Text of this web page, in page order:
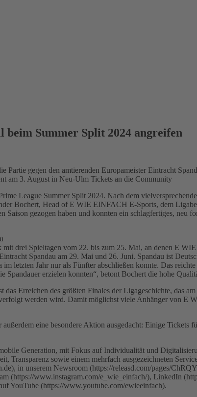
Summer Split 2024 angreifen
Partie gegen den amtierenden Europameister Eintracht
am 3. August in Neu-Ulm Tickets an die Community
League Summer Split 2024. Nach dem
Bochert, Head of E WIE EINFACH E-Sports, dem
Saison gezogen haben und konnten ein schlagfertiges, neu
mit drei Spieltagen vom 22. bis zum 25. Mai, an denen E
Spandau am 29. Mai und 26. Juni. Spandau ist
letzten Jahr nur als Fünfter abschließen konnte. Das
Spandauer erzielen konnten“, betont Bochert die hohe
Erreichen des größten Finales der Ligageschichte, das
werden wird. Damit möglichst viele Anhänger von E
außerdem eine besondere Aktion ausgedacht: Einige
Generation, mit Fokus auf Individualität und
Transparenz sowie einem mehrfach ausgezeichneten
in unserem Newsroom (https://releasd.com/pages/
(https://www.instagram.com/e_wie_einfach/), LinkedIn
YouTube (https://www.youtube.com/ewieeinfach).